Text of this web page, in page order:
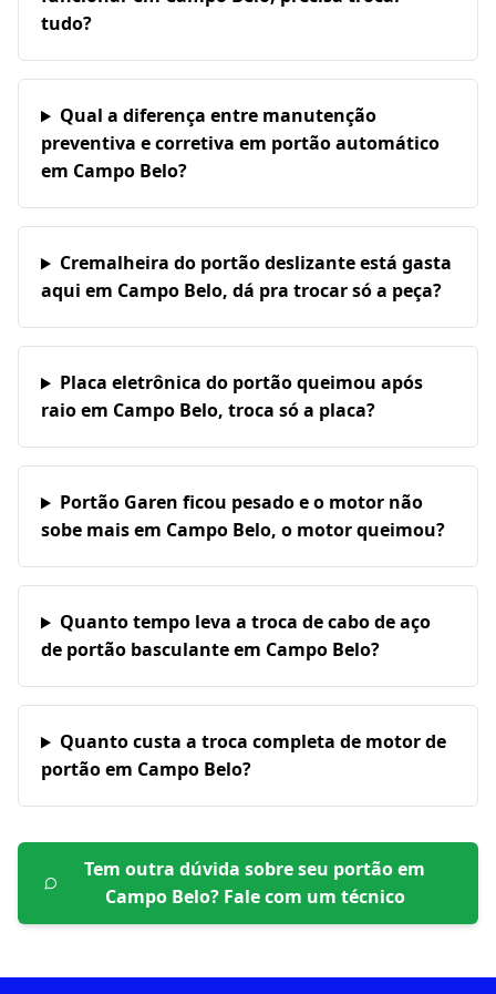
tudo?
Qual a diferença entre manutenção
preventiva e corretiva em portão automático
em Campo Belo?
Cremalheira do portão deslizante está gasta
aqui em Campo Belo, dá pra trocar só a peça?
Placa eletrônica do portão queimou após
raio em Campo Belo, troca só a placa?
Portão Garen ficou pesado e o motor não
sobe mais em Campo Belo, o motor queimou?
Quanto tempo leva a troca de cabo de aço
de portão basculante em Campo Belo?
Quanto custa a troca completa de motor de
portão em Campo Belo?
Tem outra dúvida sobre seu portão em
Campo Belo? Fale com um técnico